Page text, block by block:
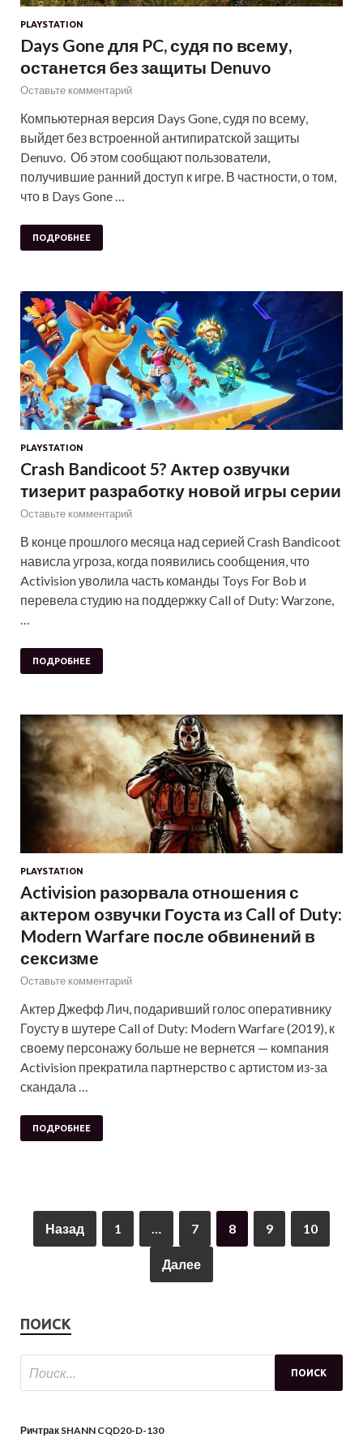
PLAYSTATION
Days Gone для PC, судя по всему,
останется без защиты Denuvo
Оставьте комментарий
Компьютерная версия Days Gone, судя по всему,
выйдет без встроенной антипиратской защиты
Denuvo. Об этом сообщают пользователи,
получившие ранний доступ к игре. В частности, о том,
что в Days Gone …
ПОДРОБНЕЕ
PLAYSTATION
Crash Bandicoot 5? Актер озвучки
тизерит разработку новой игры серии
Оставьте комментарий
В конце прошлого месяца над серией Crash Bandicoot
нависла угроза, когда появились сообщения, что
Activision уволила часть команды Toys For Bob и
перевела студию на поддержку Call of Duty: Warzone,
…
ПОДРОБНЕЕ
PLAYSTATION
Activision разорвала отношения с
актером озвучки Гоуста из Call of Duty:
Modern Warfare после обвинений в
сексизме
Оставьте комментарий
Актер Джефф Лич, подаривший голос оперативнику
Гоусту в шутере Call of Duty: Modern Warfare (2019), к
своему персонажу больше не вернется — компания
Activision прекратила партнерство с артистом из-за
скандала …
ПОДРОБНЕЕ
Назад 1 … 7 8 9 10
Далее
ПОИСК
Ричтрак SHANN CQD20-D-130